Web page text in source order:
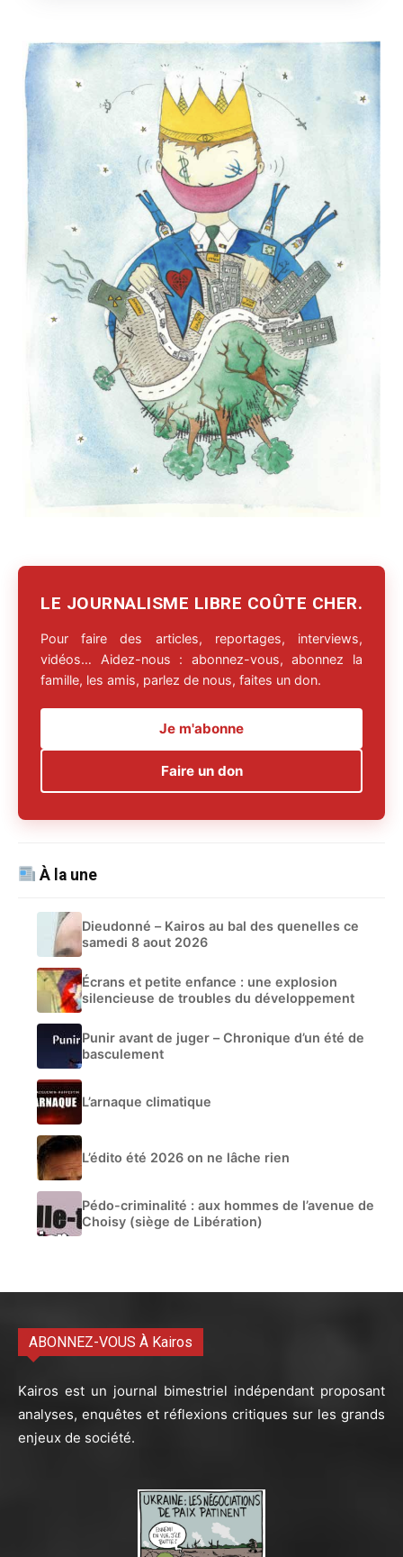
LE JOURNALISME LIBRE COÛTE CHER.
Pour faire des articles, reportages, interviews,
vidéos… Aidez-nous : abonnez-vous, abonnez la
famille, les amis, parlez de nous, faites un don.
Je m'abonne
Faire un don
À la une
Dieudonné – Kairos au bal des quenelles ce
samedi 8 aout 2026
Écrans et petite enfance : une explosion
silencieuse de troubles du développement
Punir avant de juger – Chronique d’un été de
basculement
L’arnaque climatique
L’édito été 2026 on ne lâche rien
Pédo-criminalité : aux hommes de l’avenue de
Choisy (siège de Libération)
ABONNEZ-VOUS À Kairos
Kairos est un journal bimestriel indépendant proposant
analyses, enquêtes et réflexions critiques sur les grands
enjeux de société.